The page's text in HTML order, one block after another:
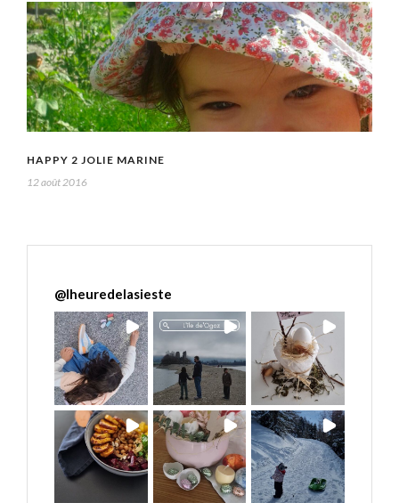
HAPPY 2 JOLIE MARINE
12 août 2016
@lheuredelasieste